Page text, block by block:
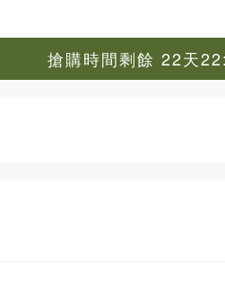
搶購時間剩餘 22天